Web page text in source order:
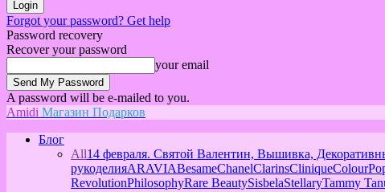
Forgot your password? Get help
Password recovery
Recover your password
your email
A password will be e-mailed to you.
Amidi Магазин Подарков
Блог
All14 февраля. Святой Валентин, Вышивка,
рукоделияARAVIABesameChanelClarinsClinique
RevolutionPhilosophyRare BeautySisbelaStellaryTammy